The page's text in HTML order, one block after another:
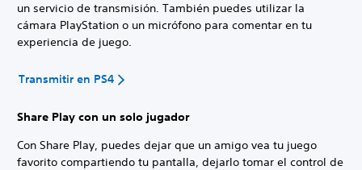
un servicio de transmisión. También puedes utilizar la
cámara PlayStation o un micrófono para comentar en tu
experiencia de juego.
Transmitir en PS4
Share Play con un solo jugador
Con Share Play, puedes dejar que un amigo vea tu juego
favorito compartiendo tu pantalla, dejarlo tomar el control de